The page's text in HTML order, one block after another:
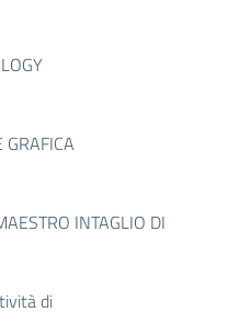
INTAGLIO DI
di